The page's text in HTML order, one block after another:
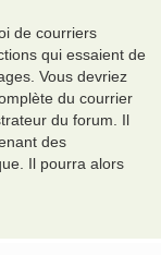
de courriers
qui essaient de
Vous devriez
du courrier
du forum. Il
des
Il pourra alors